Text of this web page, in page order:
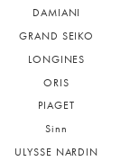
DAMIANI
GRAND SEIKO
LONGINES
ORIS
PIAGET
Sinn
ULYSSE NARDIN